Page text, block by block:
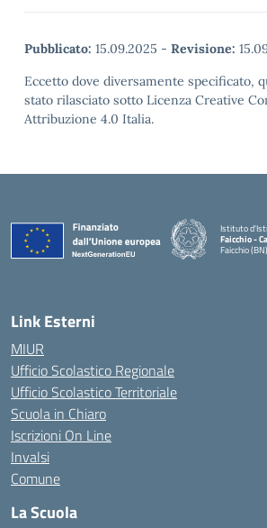
Pubblicato: 15.09.2025 - Revisione:
Eccetto dove diversamente specificato,
stato rilasciato sotto Licenza Creative
Attribuzione 4.0 Italia.
Istituto
Faicchio -
Faicchio (BN)
Link Esterni
MIUR
Ufficio Scolastico Regionale
Ufficio Scolastico Territoriale
Scuola in Chiaro
Iscrizioni On Line
Invalsi
Comune
La Scuola